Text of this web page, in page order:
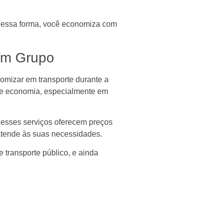
forma, você economiza com
Grupo
em transporte durante a
economia, especialmente em
serviços oferecem preços
às suas necessidades.
transporte público, e ainda